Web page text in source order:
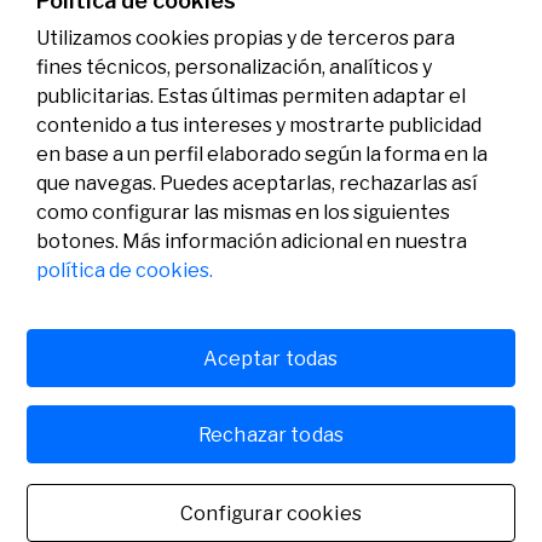
Legal
Aviso legal
Política de privacidad
Actividad
Convocatorias
Premios
Social
© Fundación Banco Sabadell 2024 todos los derechos
Utilizamos cookies propias y de terceros para
fines técnicos, personalización, analíticos y
publicitarias. Estas últimas permiten adaptar el
contenido a tus intereses y mostrarte publicidad
en base a un perfil elaborado según la forma en la
que navegas. Puedes aceptarlas, rechazarlas así
como configurar las mismas en los siguientes
botones. Más información adicional en nuestra
política de cookies.
Configurar cookies
Rechazar todas
Aceptar todas